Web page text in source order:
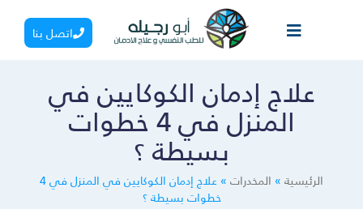
اتصل بنا
علاج إدمان الكوكايين في
المنزل في 4 خطوات
بسيطة ؟
الرئيسية»المخدرات» علاج إدمان الكوكايين في المنزل في 4
خطوات بسيطة ؟